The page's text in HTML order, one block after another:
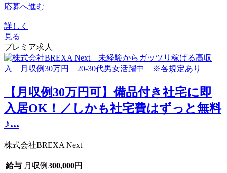
応募へ進む
詳しく
見る
プレミア求人
【月収例30万円可】備品付き社宅に即
入居OK！／しかも社宅費はずっと無料
♪...
株式会社BREXA Next
給与 月収例 300,000円